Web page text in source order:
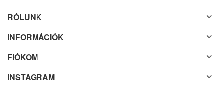
RÓLUNK
INFORMÁCIÓK
FIÓKOM
INSTAGRAM